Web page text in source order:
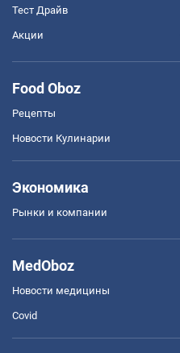
Тест Драйв
Акции
Food Oboz
Рецепты
Новости Кулинарии
Экономика
Рынки и компании
MedOboz
Новости медицины
Covid